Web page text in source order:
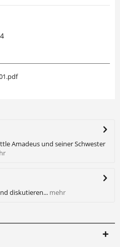
Amadeus und seiner Schwester
diskutieren... mehr